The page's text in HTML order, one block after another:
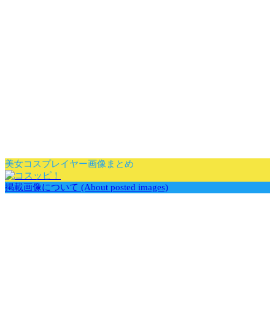
美女コスプレイヤー画像まとめ
掲載画像について (About posted images)